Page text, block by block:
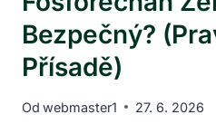
Bezpečný?
Přísadě)
Od webmaster1 27. 6. 2026